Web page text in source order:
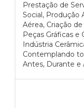
Prestação de
Social, Produção
Aérea, Criação
Peças Gráficas e
Indústria
Contemplando
Antes, Durante e